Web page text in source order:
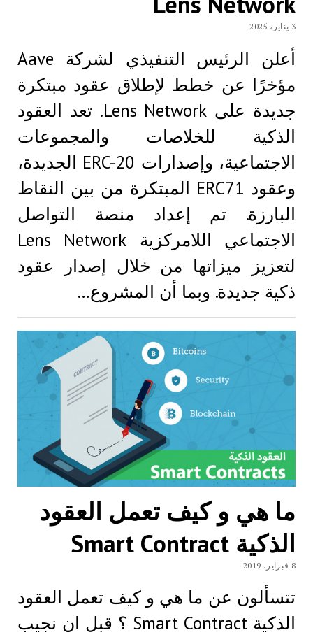
3 يناير، 2025
أعلن الرئيس التنفيذي لشركة Aave
مؤخرًا عن خطط لإطلاق عقود مبتكرة
جديدة على Lens Network. تعد العقود
الذكية للخلاصات والمجموعات
الاجتماعية، وإصدارات ERC-20 الجديدة،
وعقود ERC71 المبتكرة من بين النقاط
البارزة. تم إعداد منصة التواصل
الاجتماعي اللامركزية Lens Network
لتعزيز ميزاتها من خلال إصدار عقود
ذكية جديدة. وبما أن المشروع…
ما هي و كيف تعمل العقود
الذكية Smart Contract
8 فبراير، 2019
تتسألون عن ما هي و كيف تعمل العقود
الذكية Smart Contract ؟ قبل ان نجيب